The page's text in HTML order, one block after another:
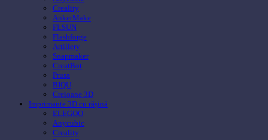
Creality
AnkerMake
FLSUN
Flashforge
Artillery
Snapmaker
CreatBot
Prusa
BIQU
Creioane 3D
Imprimante 3D cu rășină
ELEGOO
Anycubic
Creality